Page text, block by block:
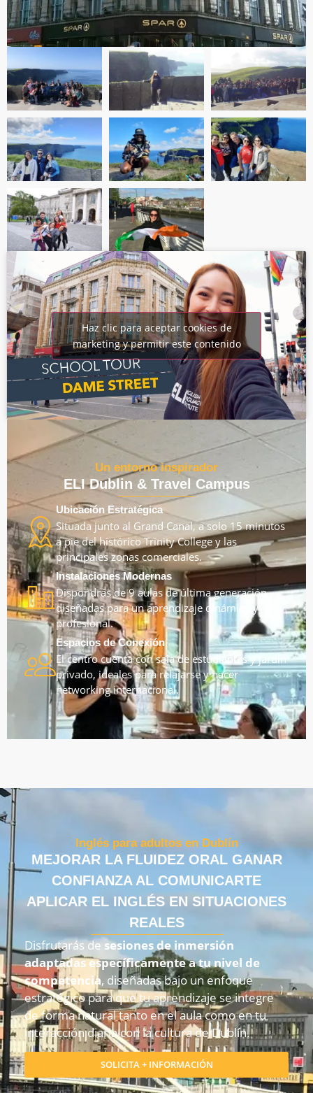
Haz clic para aceptar cookies de
marketing y permitir este contenido
Un entorno inspirador
ELI Dublin & Travel Campus
Ubicación Estratégica
Situada junto al Grand Canal, a solo 15 minutos
a pie del histórico Trinity College y las
principales zonas comerciales.
Instalaciones Modernas
Dispondrás de 9 aulas de última generación
diseñadas para un aprendizaje dinámico y
profesional.
Espacios de Conexión
El centro cuenta con sala de estudiantes y jardín
privado, ideales para relajarse y hacer
networking internacional.
Inglés para adultos en Dublín
MEJORAR LA FLUIDEZ ORAL GANAR
CONFIANZA AL COMUNICARTE
APLICAR EL INGLÉS EN SITUACIONES
REALES
Disfrutarás desesiones de inmersión
adaptadas específicamente a tu nivel de
competencia, diseñadas bajo un enfoque
estratégico para que tu aprendizaje se integre
de forma natural tanto en el aula como en tu
interacción diaria con la cultura de Dublín.
SOLICITA + INFORMACIÓN